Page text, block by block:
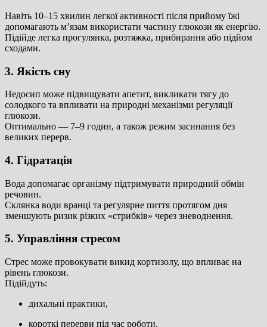
Навіть 10–15 хвилин легкої активності після прийому їжі
допомагають м’язам використати частину глюкози як енергію.
Підійде легка прогулянка, розтяжка, прибирання або підйом
сходами.
3. Якість сну
Недосип може підвищувати апетит, викликати тягу до
солодкого та впливати на природні механізми регуляції
глюкози.
Оптимально — 7–9 годин, а також режим засинання без
великих перерв.
4. Гідратація
Вода допомагає організму підтримувати природний обмін
речовин.
Склянка води вранці та регулярне пиття протягом дня
зменшують ризик різких «стрибків» через зневоднення.
5. Управління стресом
Стрес може провокувати викид кортизолу, що впливає на
рівень глюкози.
Підійдуть:
дихальні практики,
короткі перерви під час роботи,